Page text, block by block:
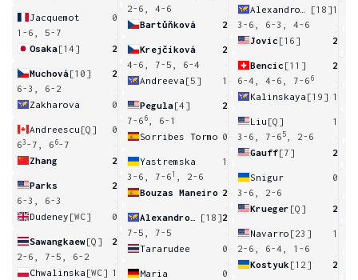
Jacquemot
0
1-6, 5-7
Osaka[14] 2
Muchová[10]
2
6-3, 6-2
Zakharova
0
Andreescu [Q]
0
63 -7, 6 6-7
Zhang
2
Parks
2
6-3, 6-3
Dudeney [WC] 0
Sawangkaew[Q]
2
2-6, 7-5, 6-2
Chwalinska [WC] 1
2-6, 4-6
Bartůňková
2
Krejčíková
2
4-6, 7-5, 6-4
Andreeva [5] 1
Pegula[4]
2
7-6 6
, 6-1
Sorribes Tormo 0
Yastremska
1
3-6, 7-6 1
, 2-6
Bouzas Maneiro 2
[18]2
7-5, 7-5
Tararudee
0
Maria
0
[18]1
3-6, 6-3, 4-6
Jovic [16] 2
Bencic [11]
2
6-4, 4-6, 7-6 6
Kalinskaya [19] 1
Liu [Q]
1
3-6, 7-6 5
, 2-6
Gauff[7] 2
Snigur
0
3-6, 2-6
Krueger [Q] 2
Navarro [23]
1
2-6, 6-4, 1-6
Kostyuk [12] 2